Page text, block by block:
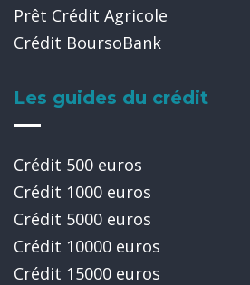
Prêt Crédit Agricole
Crédit BoursoBank
Les guides du crédit
Crédit 500 euros
Crédit 1000 euros
Crédit 5000 euros
Crédit 10000 euros
Crédit 15000 euros